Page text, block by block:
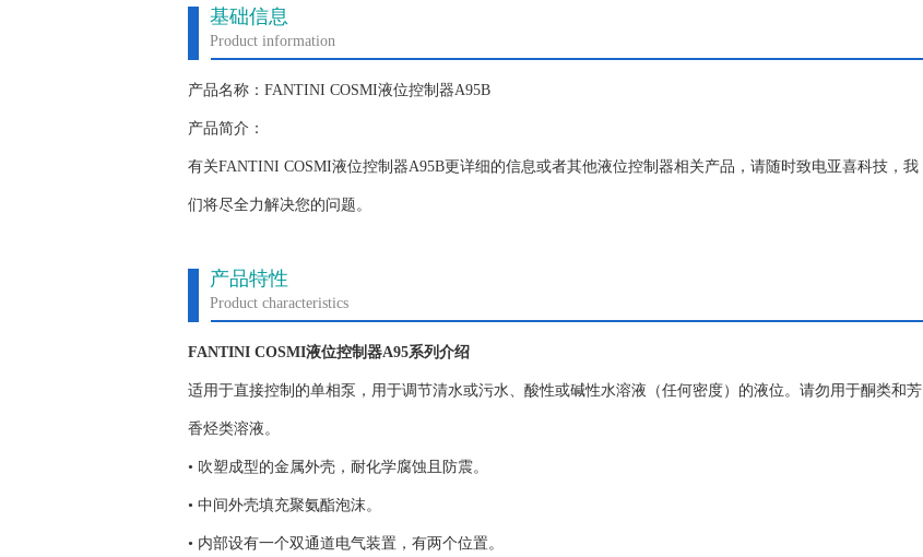
基础信息
Product information
产品名称：FANTINI COSMI液位控制器A95B
产品简介：
有关FANTINI COSMI液位控制器A95B更详细的信息或者其他液位控制器相关产品，请随时致电亚喜科技，我
们将尽全力解决您的问题。
产品特性
Product characteristics
FANTINI COSMI液位控制器A95系列介绍
适用于直接控制的单相泵，用于调节清水或污水、酸性或碱性水溶液（任何密度）的液位。请勿用于酮类和芳
香烃类溶液。
• 吹塑成型的金属外壳，耐化学腐蚀且防震。
• 中间外壳填充聚氨酯泡沫。
• 内部设有一个双通道电气装置，有两个位置。